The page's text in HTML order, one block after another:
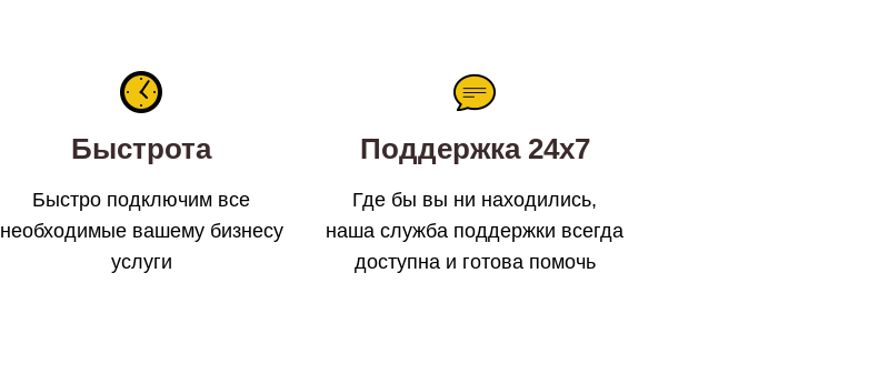
Быстрота
Быстро подключим все
необходимые вашему бизнесу
услуги
Поддержка 24х7
Где бы вы ни находились,
наша служба поддержки всегда
доступна и готова помочь